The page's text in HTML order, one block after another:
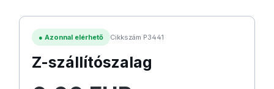
● Azonnal elérhető Cikkszám P3441
Z-szállítószalag